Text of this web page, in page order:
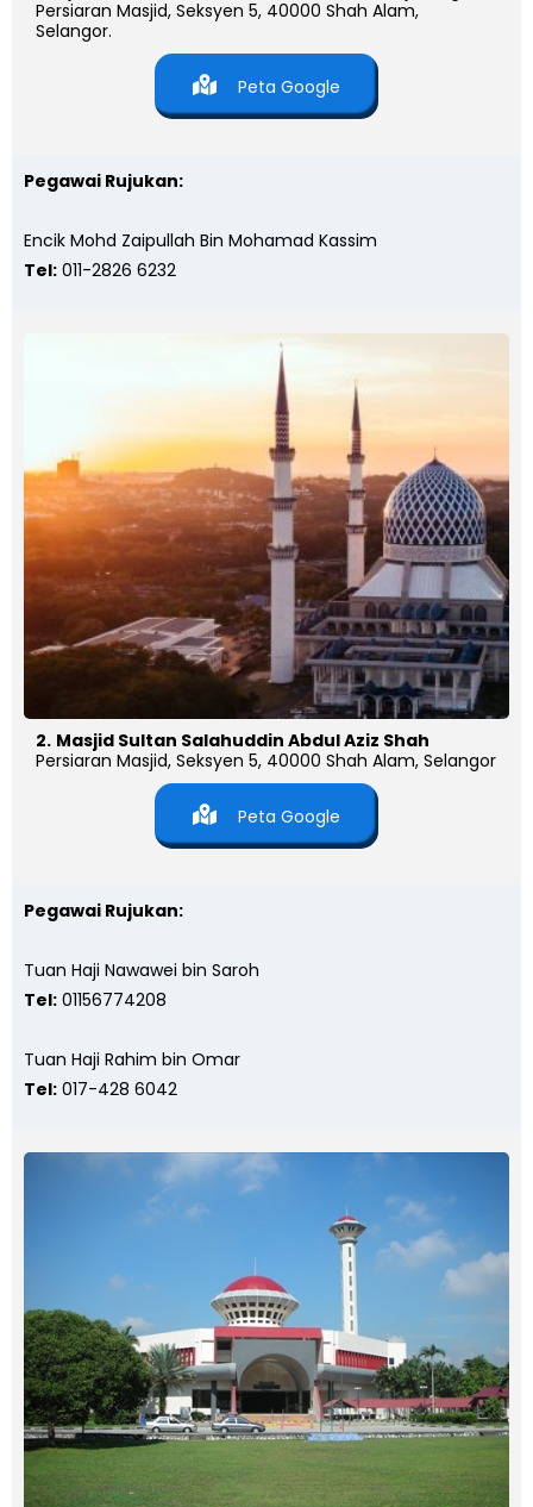
Persiaran Masjid, Seksyen 5, 40000 Shah Alam,
Selangor.
Peta Google
Pegawai Rujukan:
Encik Mohd Zaipullah Bin Mohamad Kassim
Tel: 011-2826 6232
2. Masjid Sultan Salahuddin Abdul Aziz Shah
Persiaran Masjid, Seksyen 5, 40000 Shah Alam, Selangor
Peta Google
Pegawai Rujukan:
Tuan Haji Nawawei bin Saroh
Tel: 01156774208
Tuan Haji Rahim bin Omar
Tel: 017-428 6042